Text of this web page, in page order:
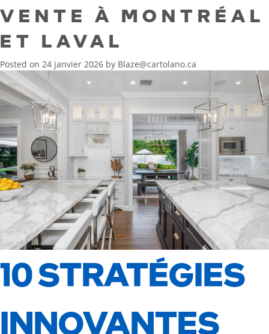
VENTE À MONTRÉAL
ET LAVAL
Posted on 24 janvier 2026 by Blaze@cartolano.ca
10 STRATÉGIES
INNOVANTES